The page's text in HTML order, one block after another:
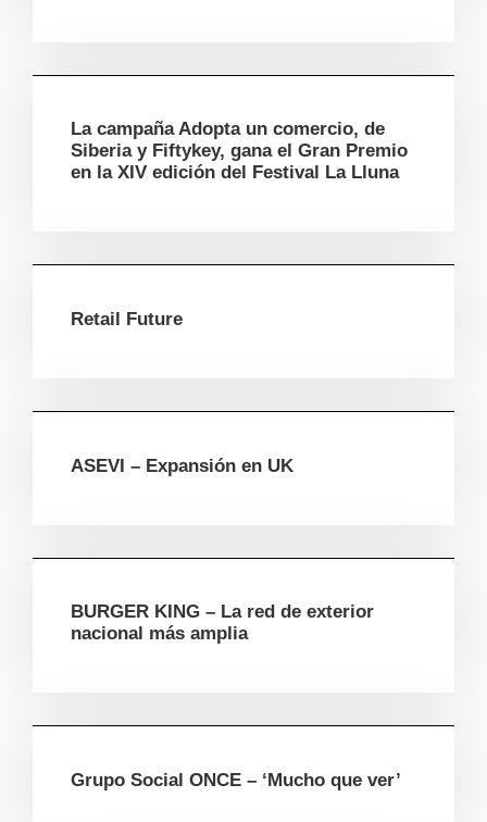
La campaña Adopta un comercio, de
Siberia y Fiftykey, gana el Gran Premio
en la XIV edición del Festival La Lluna
Retail Future
ASEVI – Expansión en UK
BURGER KING – La red de exterior
nacional más amplia
Grupo Social ONCE – ‘Mucho que ver’